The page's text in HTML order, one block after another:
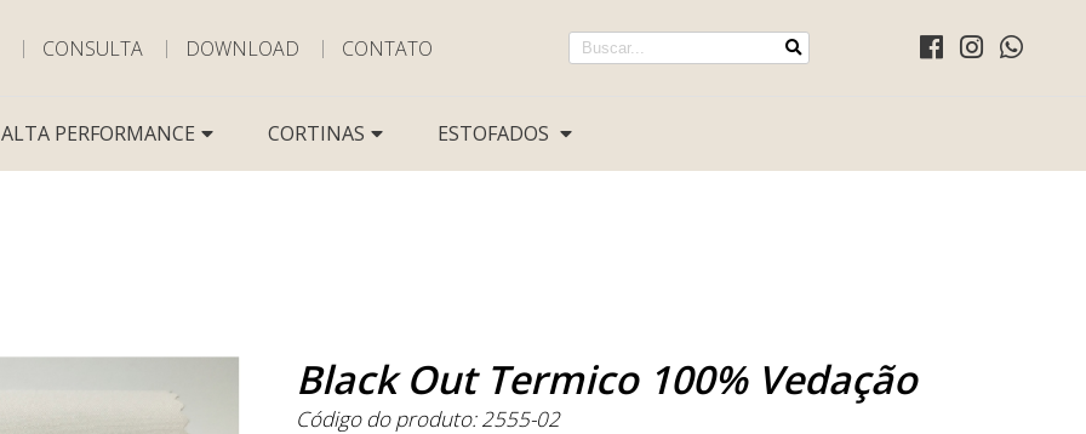
CONSULTA DOWNLOAD CONTATO
ALTA PERFORMANCE CORTINAS ESTOFADOS
Black Out Termico 100% Vedação
Código do produto: 2555-02